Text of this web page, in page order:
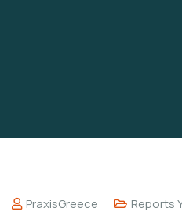
PraxisGreece Reports